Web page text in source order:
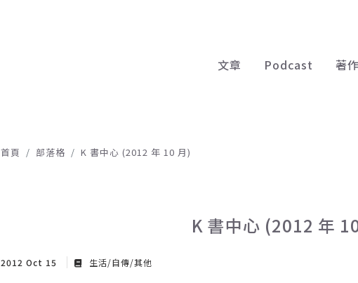
文章 Podcast 著
首頁 部落格 K 書中心 (2012 年 10 月)
K 書中心 (2012 年
2012 Oct 15 生活/自傳/其他